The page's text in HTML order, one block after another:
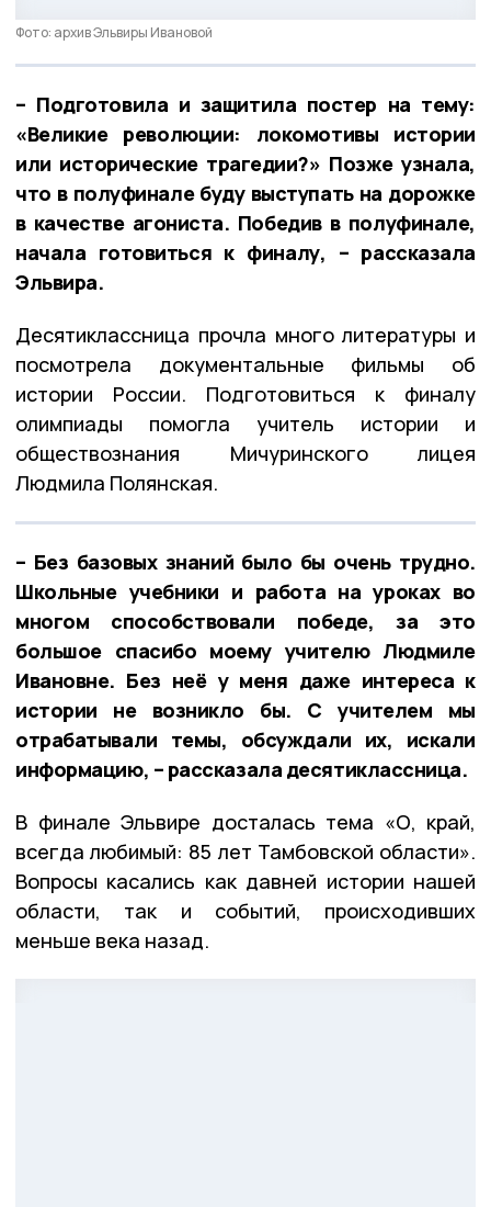
Фото: архив Эльвиры Ивановой
– Подготовила и защитила постер на тему:
«Великие революции: локомотивы истории
или исторические трагедии?» Позже узнала,
что в полуфинале буду выступать на дорожке
в качестве агониста. Победив в полуфинале,
начала готовиться к финалу, – рассказала
Эльвира.
Десятиклассница прочла много литературы и
посмотрела документальные фильмы об
истории России. Подготовиться к финалу
олимпиады помогла учитель истории и
обществознания Мичуринского лицея
Людмила Полянская.
– Без базовых знаний было бы очень трудно.
Школьные учебники и работа на уроках во
многом способствовали победе, за это
большое спасибо моему учителю Людмиле
Ивановне. Без неё у меня даже интереса к
истории не возникло бы. С учителем мы
отрабатывали темы, обсуждали их, искали
информацию, – рассказала десятиклассница.
В финале Эльвире досталась тема «О, край,
всегда любимый: 85 лет Тамбовской области».
Вопросы касались как давней истории нашей
области, так и событий, происходивших
меньше века назад.